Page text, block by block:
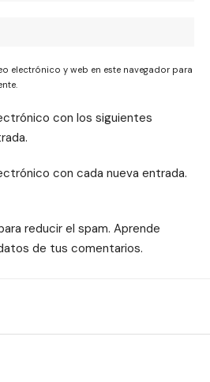
electrónico y web en este navegador para
con los siguientes
con cada nueva entrada.
reducir el spam. Aprende
de tus comentarios.